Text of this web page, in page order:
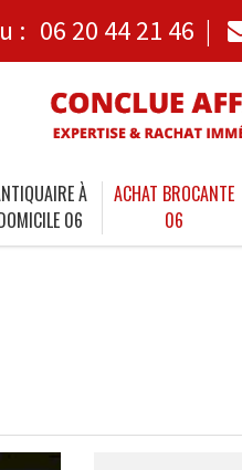
: 06 20 44 21 46
À
06
ACHAT BROCANTE
06